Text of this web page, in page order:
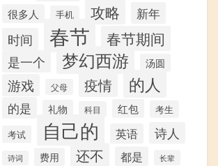
很多人 手机 攻略 新年
时间 春节 春节期间
是一个 梦幻西游 汤圆
游戏 父母 疫情 的人
的是 礼物 科目 红包
考生
考试
自己的 英语 诗人
诗词 费用 还不 都是 长辈